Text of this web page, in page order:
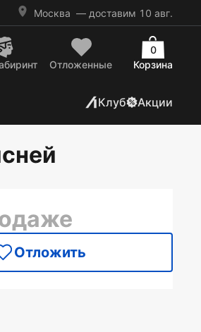
Москва — доставим 10 авг.
Отложенные Корзина
0
Клуб Акции
Отложить